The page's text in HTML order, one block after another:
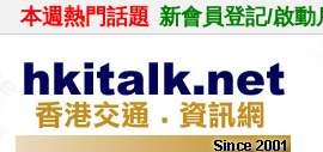
本週熱門話題 新會員登記/啟